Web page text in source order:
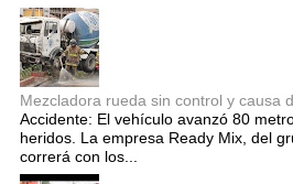
Mezcladora rueda sin control y causa
Accidente: El vehículo avanzó 80
heridos. La empresa Ready Mix, del
correrá con los...